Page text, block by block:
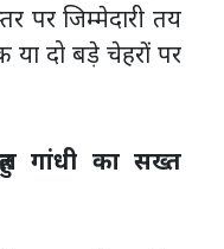
पर जिम्मेदारी तय
दो बड़े चेहरों पर
गांधी का सख्त